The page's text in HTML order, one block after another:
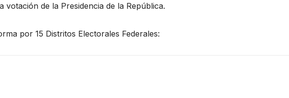
votación de la Presidencia de la República.
por 15 Distritos Electorales Federales: